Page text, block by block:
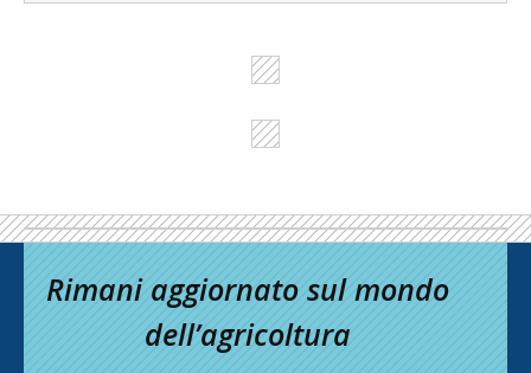
Rimani aggiornato sul mondo
dell’agricoltura